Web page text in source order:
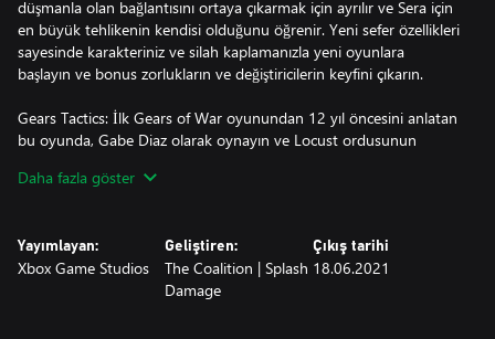
düşmanla olan bağlantısını ortaya çıkarmak için ayrılır ve Sera için
en büyük tehlikenin kendisi olduğunu öğrenir. Yeni sefer özellikleri
sayesinde karakteriniz ve silah kaplamanızla yeni oyunlara
başlayın ve bonus zorlukların ve değiştiricilerin keyfini çıkarın.
Gears Tactics: İlk Gears of War oyunundan 12 yıl öncesini anlatan
bu oyunda, Gabe Diaz olarak oynayın ve Locust ordusunun
Ukkon'u yakalamak için çıkılan umutsuz görevde ekiplerinizi
zalimce ve sıra tabanlı taktiksel savaşta zekânızla düşmanınıza
üstünlük sağlayın.
Daha fazla göster
Yayımlayan:
Xbox Game Studios
Geliştiren:
The Coalition | Splash
Damage
Çıkış tarihi
18.06.2021